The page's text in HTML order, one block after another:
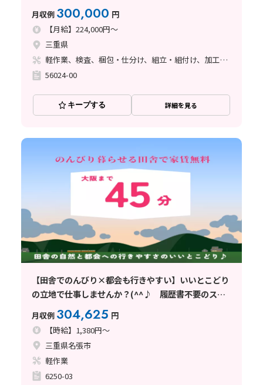
に合わせて紹介致します！
月収例 300,000 円
【月給】224,000円～
三重県
軽作業、検査、梱包・仕分け、組立・組付け、加工、マシンオペレーター、クリーンルーム、品質管理、フォークリフト
56024-00
キープする 詳細を見る
【田舎でのんびり×都会も行きやすい】いいとこどり
の立地で仕事しませんか？(^^♪ 履歴書不要のスピ
ード選考〈三重県名張市〉
月収例 304,625 円
【時給】1,380円～
三重県名張市
軽作業
6250-03